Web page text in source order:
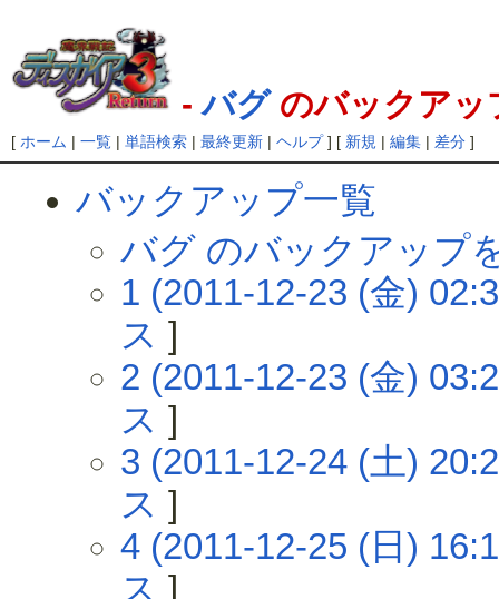
-バグのバックアッ
[ ホーム | 一覧| 単語検索| 最終更新| ヘルプ] [ 新規 | 編集| 差分]
バックアップ一覧
バグ のバックアップ
1 (2011-12-23 (金)
ス ]
2 (2011-12-23 (金)
ス ]
3 (2011-12-24 (土)
ス ]
4 (2011-12-25 (日)
ス ]